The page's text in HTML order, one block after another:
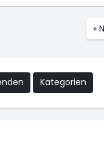
»
Kategorien